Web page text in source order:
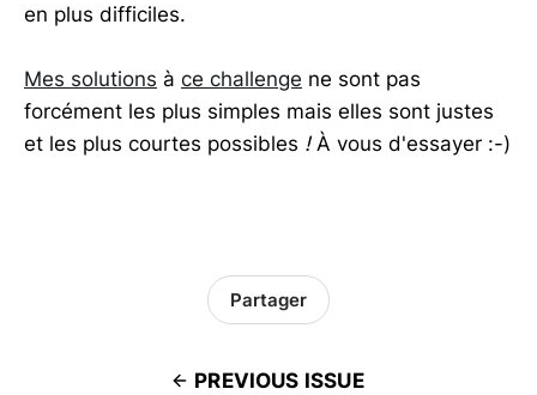
en plus difficiles.
Mes solutions à ce challenge ne sont pas
forcément les plus simples mais elles sont justes
et les plus courtes possibles !À vous d'essayer :-)
PREVIOUS ISSUE
Partager